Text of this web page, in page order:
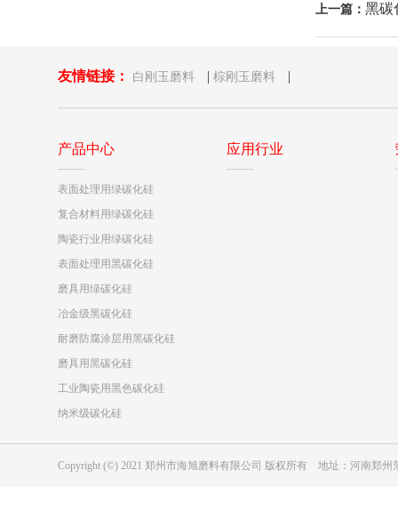
上一篇： 黑碳
友情链接： 白刚玉磨料 | 棕刚玉磨料 |
产品中心
表面处理用绿碳化硅
复合材料用绿碳化硅
陶瓷行业用绿碳化硅
表面处理用黑碳化硅
磨具用绿碳化硅
冶金级黑碳化硅
耐磨防腐涂层用黑碳化硅
磨具用黑碳化硅
工业陶瓷用黑色碳化硅
纳米级碳化硅
应用行业
Copyright (©) 2021 郑州市海旭磨料有限公司 版权所有 地址：河南郑